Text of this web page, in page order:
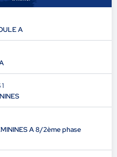
A
A 8/2ème phase